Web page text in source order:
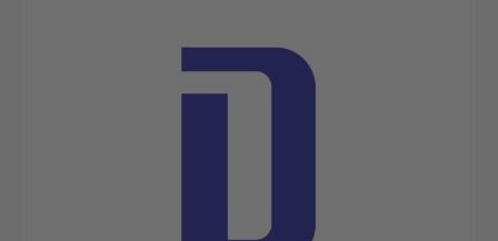
Afbeeldingengalerij overslaan